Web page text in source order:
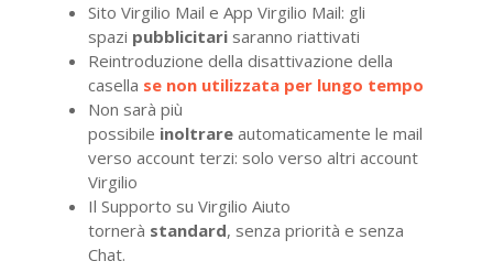
Sito Virgilio Mail e App Virgilio Mail: gli
spazi pubblicitari saranno riattivati
Reintroduzione della disattivazione della
casella se non utilizzata per lungo tempo
Non sarà più
possibile inoltrare automaticamente le mail
verso account terzi: solo verso altri account
Virgilio
Il Supporto su Virgilio Aiuto
tornerà standard, senza priorità e senza
Chat.